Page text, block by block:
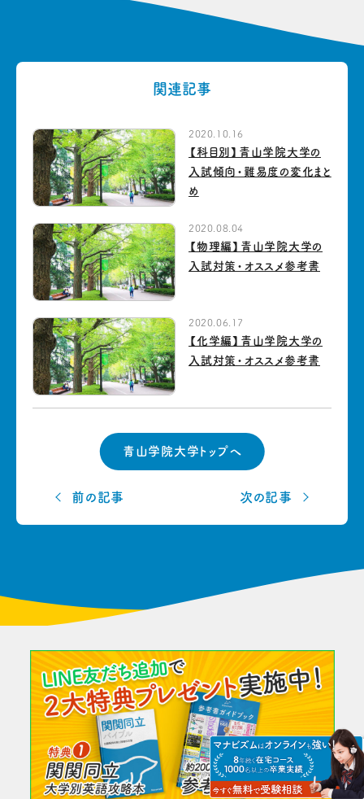
関連記事
2020.10.16
【科目別】青山学院大学の
入試傾向・難易度の変化まと
め
2020.08.04
【物理編】青山学院大学の
入試対策・オススメ参考書
2020.06.17
【化学編】青山学院大学の
入試対策・オススメ参考書
前の記事
青山学院大学トップへ
次の記事